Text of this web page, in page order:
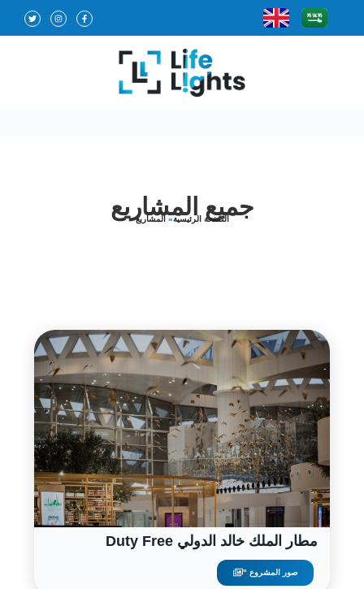
جميع المشاريع
الصفحة الرئيسية» المشاريع
مطار الملك خالد الدولي Duty Free
صور المشروع "